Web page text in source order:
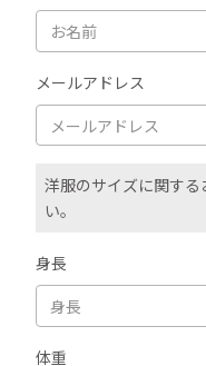
メールアドレス
洋服のサイズに関す
い。
身長
体重